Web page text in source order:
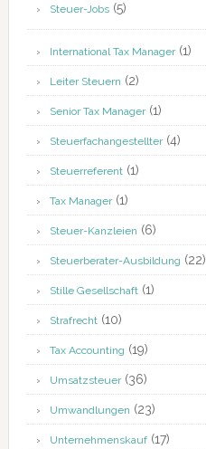
Steuer-Jobs(5)
International Tax Manager(1)
Leiter Steuern (2)
Senior Tax Manager(1)
Steuerfachangestellter(4)
Steuerreferent(1)
Tax Manager(1)
Steuer-Kanzleien (6)
Steuerberater-Ausbildung (22)
Stille Gesellschaft(1)
Strafrecht(10)
Tax Accounting (19)
Umsatzsteuer(36)
Umwandlungen (23)
Unternehmenskauf(17)